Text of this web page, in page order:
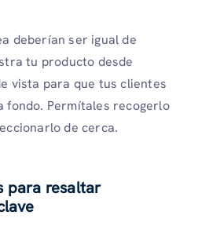
deberían ser igual de
tu producto desde
vista para que tus clientes
fondo. Permítales recogerlo
de cerca.
para resaltar